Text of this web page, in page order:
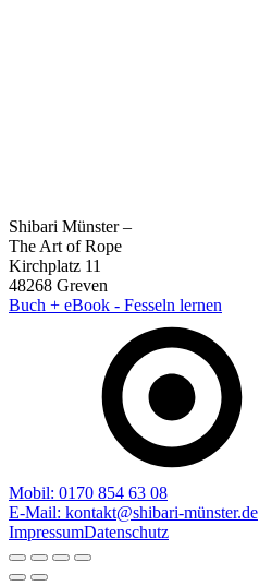
Shibari Münster –
The Art of Rope
Kirchplatz 11
48268 Greven
Buch + eBook - Fesseln lernen
Mobil: 0170 854 63 08
E-Mail: kontakt@shibari-münster.de
ImpressumDatenschutz